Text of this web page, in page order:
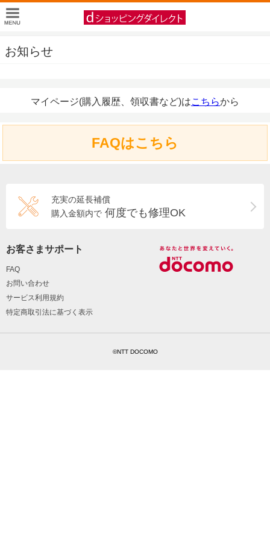
お知らせ
マイページ(購入履歴、領収書など)はこちらから
FAQはこちら
充実の延長補償
購入金額内で 何度でも修理OK
お客さまサポート
FAQ
お問い合わせ
サービス利用規約
特定商取引法に基づく表示
©NTT DOCOMO